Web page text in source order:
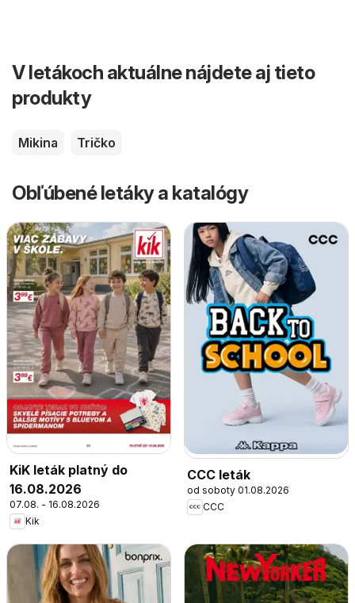
V letákoch aktuálne nájdete aj tieto
produkty
Mikina Tričko
Obľúbené letáky a katalógy
KiK leták platný do
16.08.2026
07.08. - 16.08.2026
Kik
CCC leták
od soboty 01.08.2026
CCC